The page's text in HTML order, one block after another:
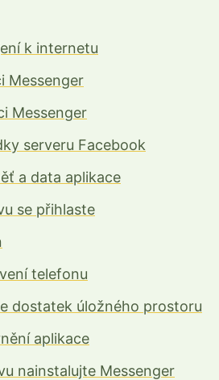
k internetu
Messenger
Messenger
serveru Facebook
a data aplikace
se přihlaste
telefonu
dostatek úložného prostoru
aplikace
nainstalujte Messenger